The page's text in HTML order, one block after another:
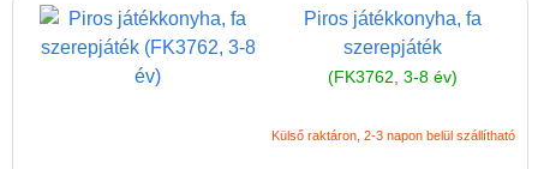
Piros játékkonyha, fa
szerepjáték
(FK3762, 3-8 év)
Külső raktáron, 2-3 napon belül szállítható